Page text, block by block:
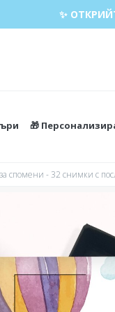
✨
🎁
спомени - 32 снимки с